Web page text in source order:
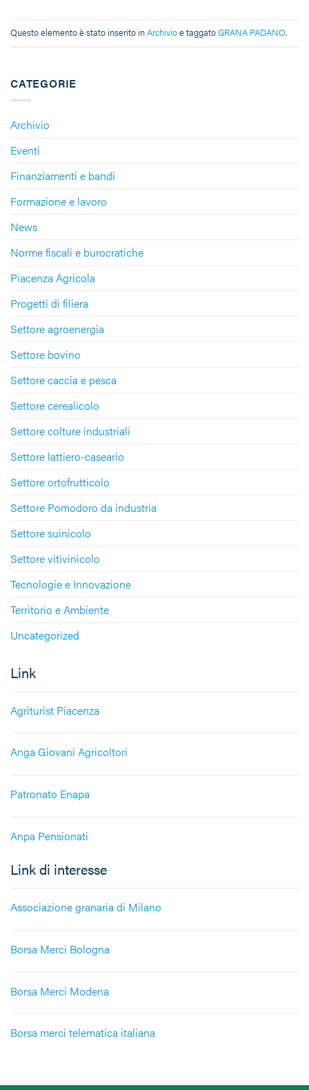
CATEGORIE
Archivio
Eventi
Finanziamenti e bandi
Formazione e lavoro
News
Norme fiscali e burocratiche
Piacenza Agricola
Progetti di filiera
Settore agroenergia
Settore bovino
Settore caccia e pesca
Settore cerealicolo
Settore colture industriali
Settore lattiero-caseario
Settore ortofrutticolo
Settore Pomodoro da industria
Settore suinicolo
Settore vitivinicolo
Tecnologie e Innovazione
Territorio e Ambiente
Uncategorized
Link
Agriturist Piacenza
Anga Giovani Agricoltori
Patronato Enapa
Anpa Pensionati
Link di interesse
Associazione granaria di Milano
Borsa Merci Bologna
Borsa Merci Modena
Borsa merci telematica italiana
Questo elemento è stato inserito inArchivioe taggatoGRANA PADANO.